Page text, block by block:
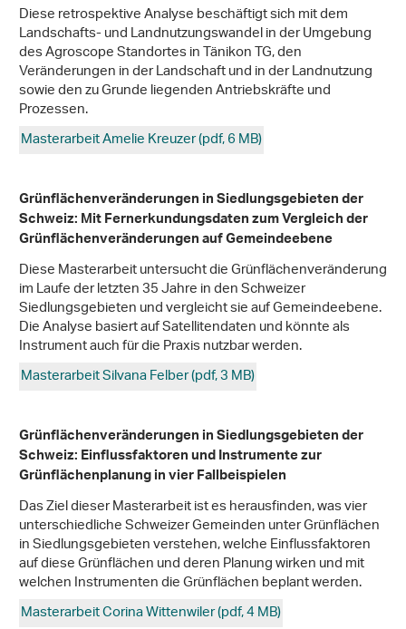
Diese retrospektive Analyse beschäftigt sich mit dem
Landschafts- und Landnutzungswandel in der Umgebung
des Agroscope Standortes in Tänikon TG, den
Veränderungen in der Landschaft und in der Landnutzung
sowie den zu Grunde liegenden Antriebskräfte und
Prozessen.
Masterarbeit Amelie Kreuzer (pdf, 6 MB)
Grünflächenveränderungen in Siedlungsgebieten der
Schweiz: Mit Fernerkundungsdaten zum Vergleich der
Grünflächenveränderungen auf Gemeindeebene
Diese Masterarbeit untersucht die Grünflächenveränderung
im Laufe der letzten 35 Jahre in den Schweizer
Siedlungsgebieten und vergleicht sie auf Gemeindeebene.
Die Analyse basiert auf Satellitendaten und könnte als
Instrument auch für die Praxis nutzbar werden.
Masterarbeit Silvana Felber (pdf, 3 MB)
Grünflächenveränderungen in Siedlungsgebieten der
Schweiz: Einflussfaktoren und Instrumente zur
Grünflächenplanung in vier Fallbeispielen
Das Ziel dieser Masterarbeit ist es herausfinden, was vier
unterschiedliche Schweizer Gemeinden unter Grünflächen
in Siedlungsgebieten verstehen, welche Einflussfaktoren
auf diese Grünflächen und deren Planung wirken und mit
welchen Instrumenten die Grünflächen beplant werden.
Masterarbeit Corina Wittenwiler (pdf, 4 MB)